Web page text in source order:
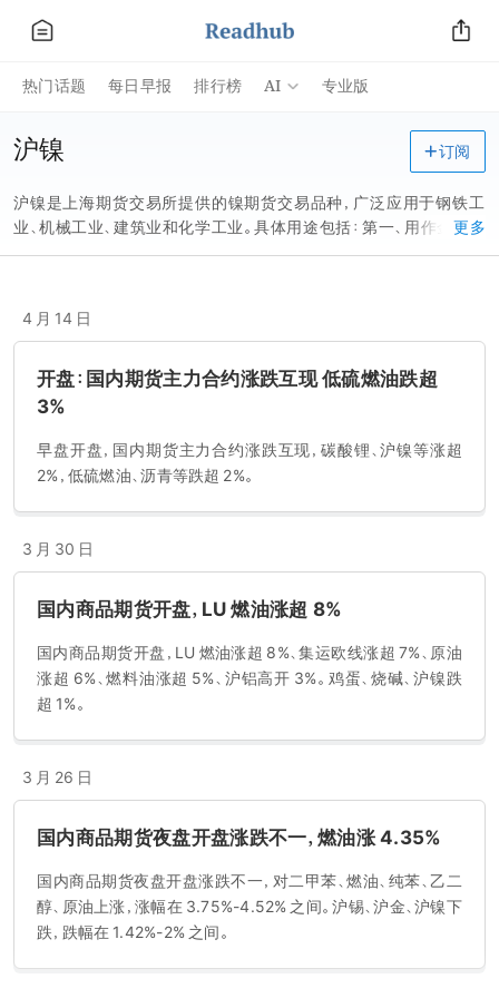
热门话题 每日早报 排行榜 AI 专业版
沪镍
沪镍是上海期货交易所提供的镍期货交易品种，广泛应用于钢铁工
业、机械工业、建筑业和化学工业。具体用途包括：第一、用作金属材
料，包括制作不锈钢、耐热合金钢和各种合金；第二、用于电镀，在钢
更多
订阅
4 月 14 日
开盘：国内期货主力合约涨跌互现 低硫燃油跌超
3%
早盘开盘，国内期货主力合约涨跌互现，碳酸锂、沪镍等涨超
2%，低硫燃油、沥青等跌超 2%。
3 月 30 日
国内商品期货开盘，LU 燃油涨超 8%
国内商品期货开盘，LU 燃油涨超 8%、集运欧线涨超 7%、原油
涨超 6%、燃料油涨超 5%、沪铝高开 3%。鸡蛋、烧碱、沪镍跌
超 1%。
3 月 26 日
国内商品期货夜盘开盘涨跌不一，燃油涨 4.35%
国内商品期货夜盘开盘涨跌不一，对二甲苯、燃油、纯苯、乙二
醇、原油上涨，涨幅在 3.75%-4.52% 之间。沪锡、沪金、沪镍下
跌，跌幅在 1.42%-2% 之间。